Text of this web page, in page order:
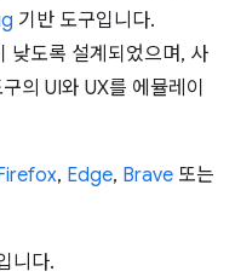
기반 도구입니다.
도록 설계되었으며, 사
의 UI와 UX를 에뮬레이
, Edge, Brave 또는
니다.